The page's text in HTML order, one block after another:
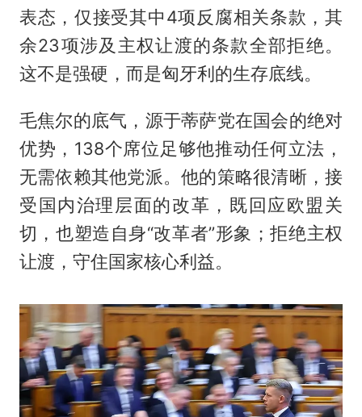
表态，仅接受其中4项反腐相关条款，其
余23项涉及主权让渡的条款全部拒绝。
这不是强硬，而是匈牙利的生存底线。
毛焦尔的底气，源于蒂萨党在国会的绝对
优势，138个席位足够他推动任何立法，
无需依赖其他党派。他的策略很清晰，接
受国内治理层面的改革，既回应欧盟关
切，也塑造自身“改革者”形象；拒绝主权
让渡，守住国家核心利益。